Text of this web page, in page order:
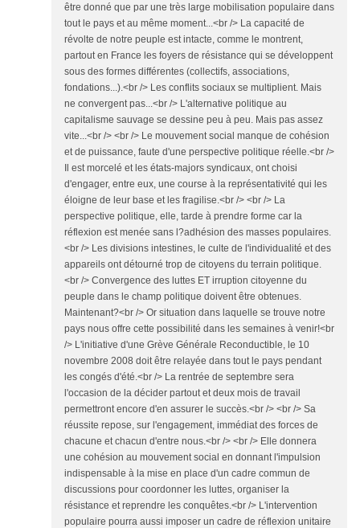
être donné que par une très large mobilisation populaire dans
tout le pays et au même moment...<br /> La capacité de
révolte de notre peuple est intacte, comme le montrent,
partout en France les foyers de résistance qui se développent
sous des formes différentes (collectifs, associations,
fondations...).<br /> Les conflits sociaux se multiplient. Mais
ne convergent pas...<br /> L'alternative politique au
capitalisme sauvage se dessine peu à peu. Mais pas assez
vite...<br /> <br /> Le mouvement social manque de cohésion
et de puissance, faute d'une perspective politique réelle.<br />
Il est morcelé et les états-majors syndicaux, ont choisi
d'engager, entre eux, une course à la représentativité qui les
éloigne de leur base et les fragilise.<br /> <br /> La
perspective politique, elle, tarde à prendre forme car la
réflexion est menée sans l?adhésion des masses populaires.
<br /> Les divisions intestines, le culte de l'individualité et des
appareils ont détourné trop de citoyens du terrain politique.
<br /> Convergence des luttes ET irruption citoyenne du
peuple dans le champ politique doivent être obtenues.
Maintenant?<br /> Or situation dans laquelle se trouve notre
pays nous offre cette possibilité dans les semaines à venir!<br
/> L'initiative d'une Grève Générale Reconductible, le 10
novembre 2008 doit être relayée dans tout le pays pendant
les congés d'été.<br /> La rentrée de septembre sera
l'occasion de la décider partout et deux mois de travail
permettront encore d'en assurer le succès.<br /> <br /> Sa
réussite repose, sur l'engagement, immédiat des forces de
chacune et chacun d'entre nous.<br /> <br /> Elle donnera
une cohésion au mouvement social en donnant l'impulsion
indispensable à la mise en place d'un cadre commun de
discussions pour coordonner les luttes, organiser la
résistance et reprendre les conquêtes.<br /> L'intervention
populaire pourra aussi imposer un cadre de réflexion unitaire